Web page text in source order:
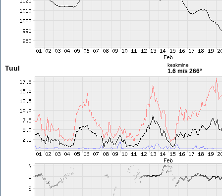
Tuul keskmine
1.6 m/s 266°